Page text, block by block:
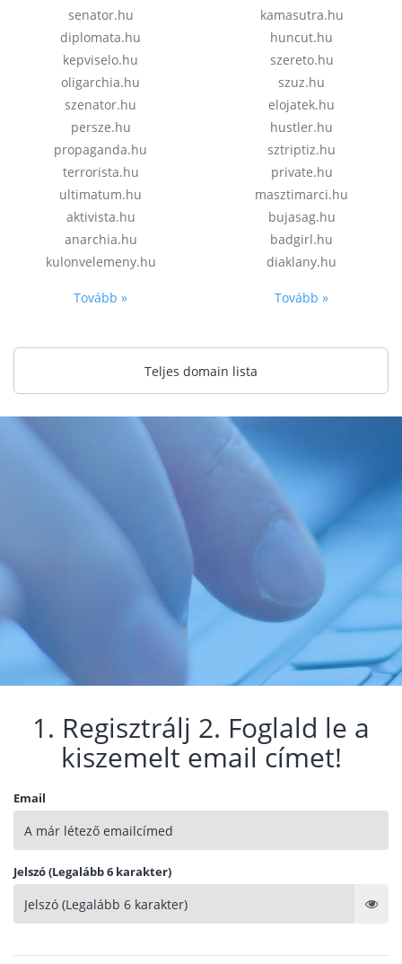
senator.hu
diplomata.hu
kepviselo.hu
oligarchia.hu
szenator.hu
persze.hu
propaganda.hu
terrorista.hu
ultimatum.hu
aktivista.hu
anarchia.hu
kulonvelemeny.hu
Tovább »
kamasutra.hu
huncut.hu
szereto.hu
szuz.hu
elojatek.hu
hustler.hu
sztriptiz.hu
private.hu
masztimarci.hu
bujasag.hu
badgirl.hu
diaklany.hu
Tovább »
Teljes domain lista
1. Regisztrálj 2. Foglald le a
kiszemelt email címet!
Email
Jelszó (Legalább 6 karakter)